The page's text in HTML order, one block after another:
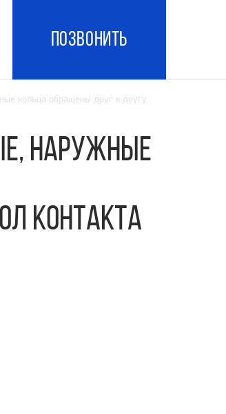
ПОзвонить
кольца обращены друг к другу
наружные
контакта